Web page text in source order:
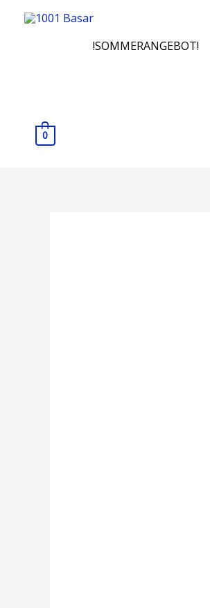
!SOMMERANGEBOT!
0